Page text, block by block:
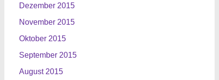
Dezember 2015
November 2015
Oktober 2015
September 2015
August 2015